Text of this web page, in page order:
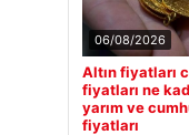
06/08/2026
Altın fiyatları
fiyatları ne
yarım ve
fiyatları